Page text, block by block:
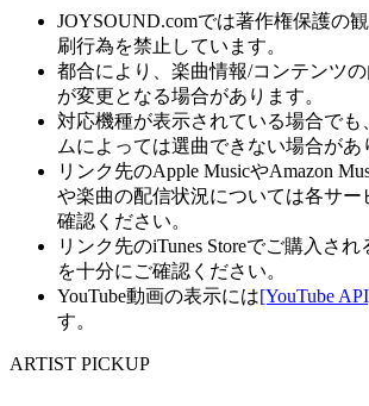
JOYSOUND.comでは著作権保護の
刷行為を禁止しています。
都合により、楽曲情報/コンテンツ
が変更となる場合があります。
対応機種が表示されている場合でも
ムによっては選曲できない場合があ
リンク先のApple MusicやAmazon
や楽曲の配信状況については各サー
確認ください。
リンク先のiTunes Storeでご購入さ
を十分にご確認ください。
YouTube動画の表示には[YouTube
す。
ARTIST PICKUP